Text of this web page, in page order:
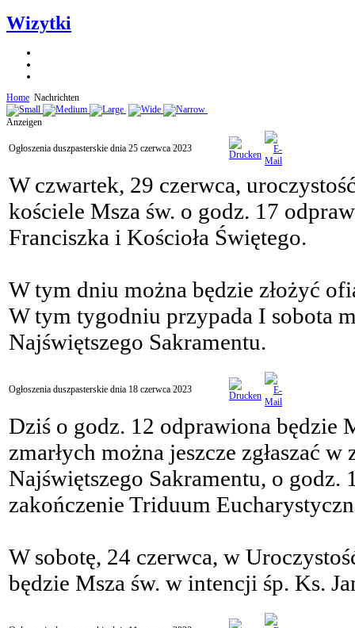
Wizytki
Home Nachrichten
Anzeigen
Ogłoszenia duszpasterskie dnia 25 czerwca 2023
W czwartek, 29 czerwca,
kościele Msza św. o godz. 17
Franciszka i Kościoła Świętego.
W tym dniu można będzie złożyć
W tym tygodniu przypada I sobota
Najświętszego Sakramentu.
Ogłoszenia duszpasterskie dnia 18 czerwca 2023
Dziś o godz. 12 odprawiona będzie
zmarłych można jeszcze zgłaszać
Najświętszego Sakramentu, o godz.
zakończenie Triduum
W sobotę, 24 czerwca, w
będzie Msza św. w intencji śp. Ks.